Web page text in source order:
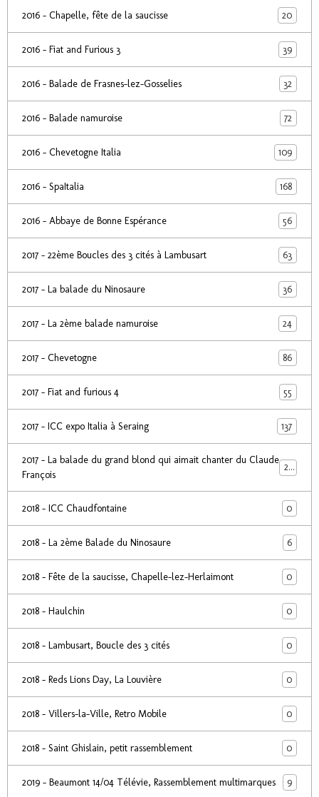
2016 - Chapelle, fête de la saucisse 20
2016 - Fiat and Furious 3 39
2016 - Balade de Frasnes-lez-Gosselies 32
2016 - Balade namuroise 72
2016 - Chevetogne Italia 109
2016 - SpaItalia 168
2016 - Abbaye de Bonne Espérance 56
2017 - 22ème Boucles des 3 cités à Lambusart 63
2017 - La balade du Ninosaure 36
2017 - La 2ème balade namuroise 24
2017 - Chevetogne 86
2017 - Fiat and furious 4 55
2017 - ICC expo Italia à Seraing 137
2017 - La balade du grand blond qui aimait chanter du Claude
François
24
2018 - ICC Chaudfontaine 0
2018 - La 2ème Balade du Ninosaure 6
2018 - Fête de la saucisse, Chapelle-lez-Herlaimont 0
2018 - Haulchin 0
2018 - Lambusart, Boucle des 3 cités 0
2018 - Reds Lions Day, La Louvière 0
2018 - Villers-la-Ville, Retro Mobile 0
2018 - Saint Ghislain, petit rassemblement 0
2019 - Beaumont 14/04 Télévie, Rassemblement multimarques 9